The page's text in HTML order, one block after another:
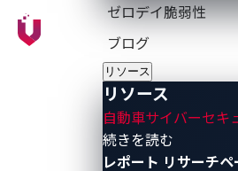
ゼロデイ脆弱性
ブログ
リソース
リソース
自動車サイバーセキ
続きを読む
レポート リサーチペ
UWBは、広い周波数スペクトル
の電波を送信することで機能しま
は正確なタイミングで送信され
到達時間を正確に判断できるよ
間差を計算することで、UWBは
精度で測定できます。このため
跡と安全な通信が必要なアプリ